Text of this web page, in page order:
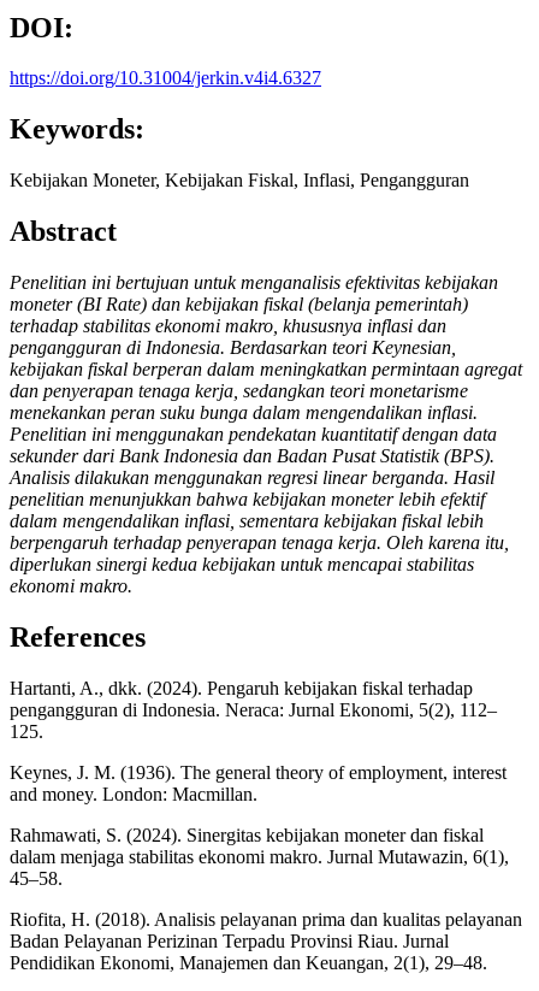
DOI:
https://doi.org/10.31004/jerkin.v4i4.6327
Keywords:
Kebijakan Moneter, Kebijakan Fiskal, Inflasi, Pengangguran
Abstract
Penelitian ini bertujuan untuk menganalisis efektivitas kebijakan
moneter (BI Rate) dan kebijakan fiskal (belanja pemerintah)
terhadap stabilitas ekonomi makro, khususnya inflasi dan
pengangguran di Indonesia. Berdasarkan teori Keynesian,
kebijakan fiskal berperan dalam meningkatkan permintaan agregat
dan penyerapan tenaga kerja, sedangkan teori monetarisme
menekankan peran suku bunga dalam mengendalikan inflasi.
Penelitian ini menggunakan pendekatan kuantitatif dengan data
sekunder dari Bank Indonesia dan Badan Pusat Statistik (BPS).
Analisis dilakukan menggunakan regresi linear berganda. Hasil
penelitian menunjukkan bahwa kebijakan moneter lebih efektif
dalam mengendalikan inflasi, sementara kebijakan fiskal lebih
berpengaruh terhadap penyerapan tenaga kerja. Oleh karena itu,
diperlukan sinergi kedua kebijakan untuk mencapai stabilitas
ekonomi makro.
References
Hartanti, A., dkk. (2024). Pengaruh kebijakan fiskal terhadap
pengangguran di Indonesia. Neraca: Jurnal Ekonomi, 5(2), 112–
125.
Keynes, J. M. (1936). The general theory of employment, interest
and money. London: Macmillan.
Rahmawati, S. (2024). Sinergitas kebijakan moneter dan fiskal
dalam menjaga stabilitas ekonomi makro. Jurnal Mutawazin, 6(1),
45–58.
Riofita, H. (2018). Analisis pelayanan prima dan kualitas pelayanan
Badan Pelayanan Perizinan Terpadu Provinsi Riau. Jurnal
Pendidikan Ekonomi, Manajemen dan Keuangan, 2(1), 29–48.